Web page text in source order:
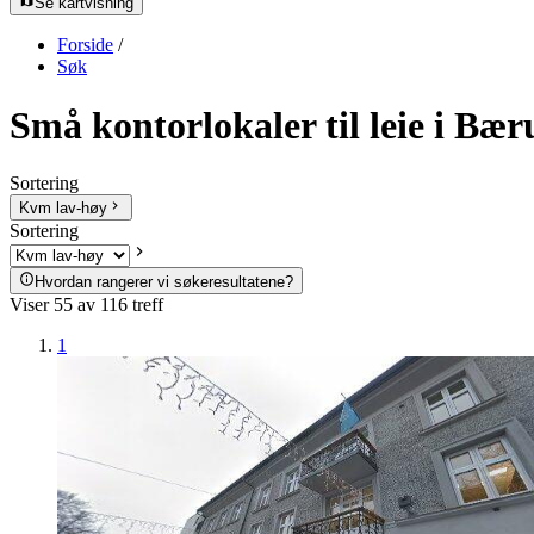
Forside /
Søk
Små kontorlokaler til leie i
Sortering
Kvm lav-høy
Sortering
Hvordan rangerer vi søkeresultatene?
Viser 55 av 116 treff
1